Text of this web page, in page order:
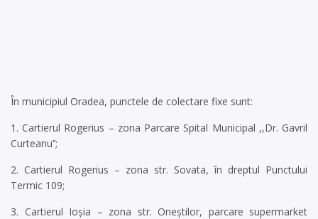
În municipiul Oradea, punctele de colectare fixe sunt:
1. Cartierul Rogerius – zona Parcare Spital Municipal ,,Dr. Gavril
Curteanu’’;
2. Cartierul Rogerius – zona str. Sovata, în dreptul Punctului
Termic 109;
3. Cartierul Ioşia – zona str. Oneştilor, parcare supermarket